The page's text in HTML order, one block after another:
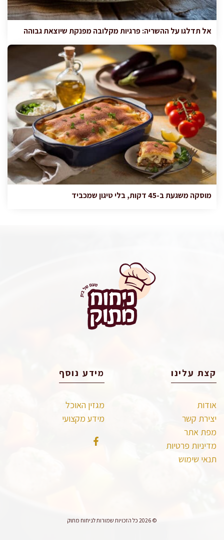
אל תדלגו על ההשריה: פרגיות מקלובה מפנקת שיוצאת גבוהה
מוסקה משגעת ב-45 דקות, בלי טיגון שמכביד
קצת עלינו
אודות
יצירת קשר
מפת אתר
מדיניות פרטיות
תנאי שימוש
מידע נוסף
מגזין האוכל
מידע מקצועי
© 2026 כל הזכויות שמורות לניחוח מתוק